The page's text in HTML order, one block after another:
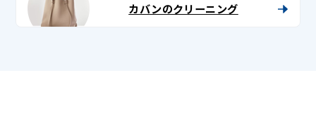
カバンのクリーニング